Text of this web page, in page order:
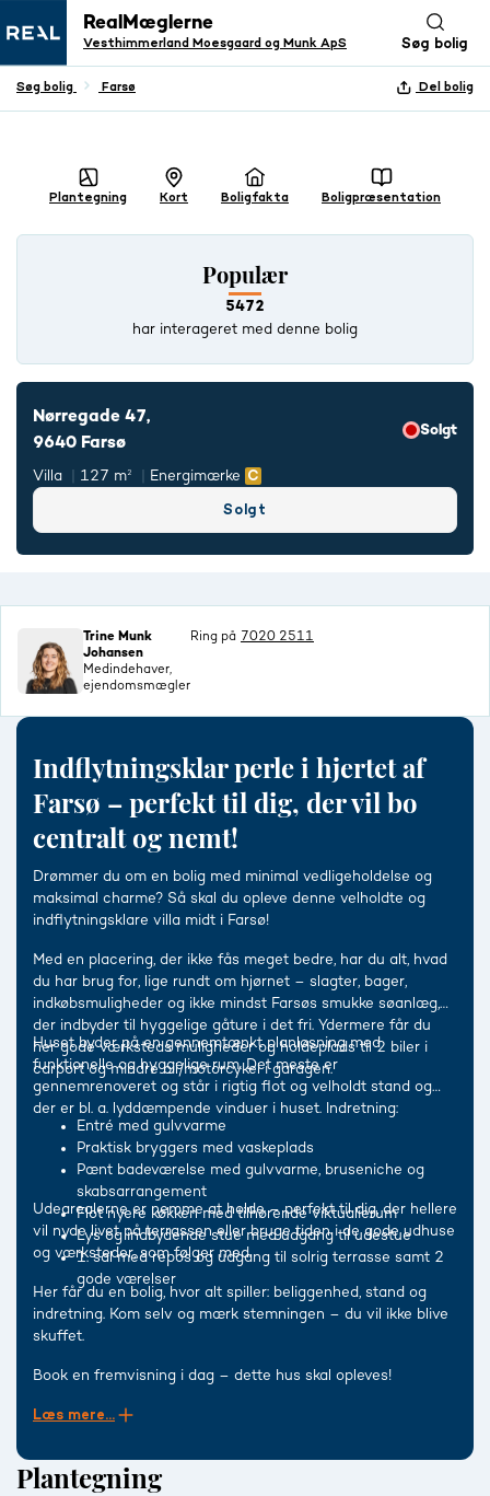
RealMæglerne
Vesthimmerland Moesgaard og Munk ApS Søg bolig
Søg bolig Farsø Del bolig
+ 24 BILLEDER
Boligfakta
Plantegning Kort Boligpræsentation
Populær
5472
har interageret med denne bolig
Nørregade 47,
9640 Farsø
Solgt
Villa 127 m² Energimærke
Solgt
Trine Munk
Johansen
Medindehaver,
ejendomsmægler
Ring på 7020 2511
Indflytningsklar perle i hjertet af
Farsø – perfekt til dig, der vil bo
centralt og nemt!
Drømmer du om en bolig med minimal vedligeholdelse og
maksimal charme? Så skal du opleve denne velholdte og
indflytningsklare villa midt i Farsø!
Med en placering, der ikke fås meget bedre, har du alt, hvad
du har brug for, lige rundt om hjørnet – slagter, bager,
indkøbsmuligheder og ikke mindst Farsøs smukke søanlæg,
der indbyder til hyggelige gåture i det fri. Ydermere får du
her gode værksteds muligheder og holdeplads til 2 biler i
carport og mindre bil/motorcykel i garagen.
Huset byder på en gennemtænkt planløsning med
funktionelle og hyggelige rum. Det meste er
gennemrenoveret og står i rigtig flot og velholdt stand og
der er bl. a. lyddæmpende vinduer i huset. Indretning:
Entré med gulvvarme
Praktisk bryggers med vaskeplads
Pænt badeværelse med gulvvarme, bruseniche og
skabsarrangement
Flot nyere køkken med tilhørende viktualierum
Lys og indbydende stue med udgang til udestue
1. sal med repos og udgang til solrig terrasse samt 2
gode værelser
Udearealerne er nemme at holde – perfekt til dig, der hellere
vil nyde livet på terrassen eller bruge tiden i de gode udhuse
og værksteder, som følger med.
Her får du en bolig, hvor alt spiller: beliggenhed, stand og
indretning. Kom selv og mærk stemningen – du vil ikke blive
skuffet.
Book en fremvisning i dag – dette hus skal opleves!
Læs mere...
Plantegning